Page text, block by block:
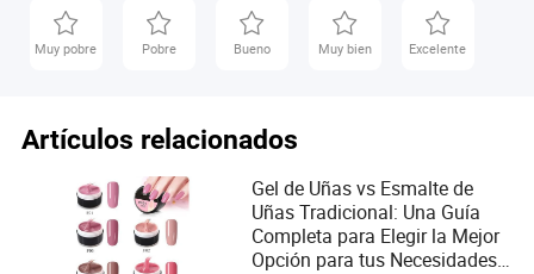
Muy pobre Pobre Bueno Muy bien Excelente
Artículos relacionados
Gel de Uñas vs Esmalte de
Uñas Tradicional: Una Guía
Completa para Elegir la Mejor
Opción para tus Necesidades